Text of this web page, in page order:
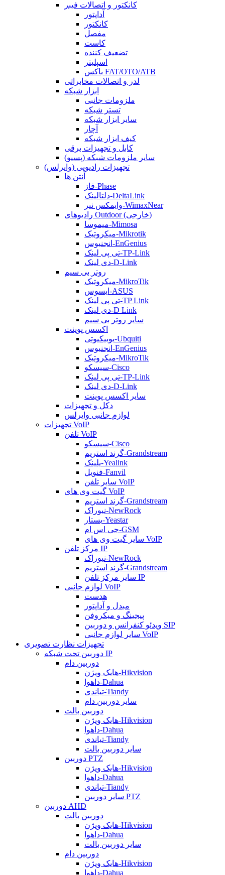
کانکتور و اتصالات فیبر
آداپتور
کانکتور
مفصل
کاست
تضعیف کننده
اسپلیتر
باکس FAT/OTO/ATB
لدر و اتصالات مخابراتی
ابزار شبکه
ملزومات جانبی
تستر شبکه
سایر ابزار شبکه
آچار
کیف ابزار شبکه
کابل و تجهیزات برقی
سایر ملزومات شبکه (پسیو)
تجهیزات رادیویی (وایرلس)
آنتن ها
فاز-Phase
دلتالینک-DeltaLink
وایمکس نیر-WimaxNear
رادیوهای Outdoor (خارجی)
میموسا-Mimosa
میکروتیک-Mikrotik
انجنیوس-EnGenius
تی پی لینک-TP-Link
دی لینک-D-Link
روتر بی سیم
میکروتیک-MikroTik
ایسوس-ASUS
تی پی لینک-TP Link
دی لینک-D Link
سایر روتر بی سیم
اکسس پوینت
یوبیکیوتی-Ubquiti
انجنیوس-EnGenius
میکروتیک-MikroTik
سیسکو-Cisco
تی پی لینک-TP-Link
دی لینک-D-Link
سایر اکسس پوینت
دکل و تجهیزات
لوازم جانبی وایرلس
تجهیزات VoIP
تلفن VoIP
سیسکو-Cisco
گرند استریم-Grandstream
یلینک-Yealink
فنویل-Fanvil
سایر تلفن VoIP
گیت وی های VoIP
گرند استریم-Grandstream
نیوراک-NewRock
یستار-Yeastar
جی اس ام-GSM
سایر گیت وی های VoIP
مرکز تلفن IP
نیوراک-NewRock
گرند استریم-Grandstream
سایر مرکز تلفن IP
لوازم جانبی VoIP
هدست
مبدل و آداپتور
پیجینگ و میکروفن
ویدئو کنفرانس و دوربین SIP
سایر لوازم جانبی VoIP
تجهیزات نظارت تصویری
دوربین تحت شبکه IP
دوربین دام
هایک ویژن-Hikvision
داهوا-Dahua
تیاندی-Tiandy
سایر دوربین دام
دوربین بالت
هایک ویژن-Hikvision
داهوا-Dahua
تیاندی-Tiandy
سایر دوربین بالت
دوربین PTZ
هایک ویژن-Hikvision
داهوا-Dahua
تیاندی-Tiandy
سایر دوربین PTZ
دوربین AHD
دوربین بالت
هایک ویژن-Hikvision
داهوا-Dahua
سایر دوربین بالت
دوربین دام
هایک ویژن-Hikvision
داهوا-Dahua